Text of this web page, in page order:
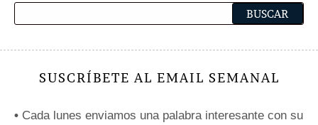
SUSCRÍBETE AL EMAIL SEMANAL
• Cada lunes enviamos una palabra interesante con su